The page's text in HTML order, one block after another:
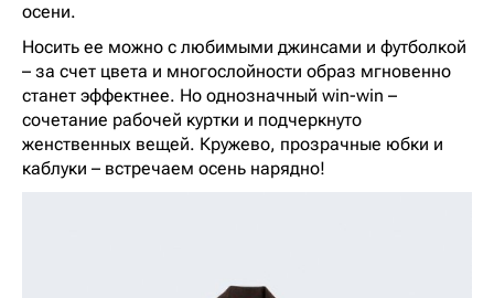
осени.
Носить ее можно с любимыми джинсами и футболкой
– за счет цвета и многослойности образ мгновенно
станет эффектнее. Но однозначный win-win –
сочетание рабочей куртки и подчеркнуто
женственных вещей. Кружево, прозрачные юбки и
каблуки – встречаем осень нарядно!